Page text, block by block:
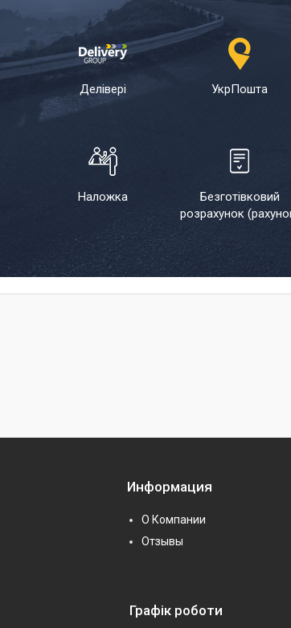
Делівері УкрПошта
Наложка
Безготівковий
розрахунок
Информация
О Компании
Отзывы
Графік роботи